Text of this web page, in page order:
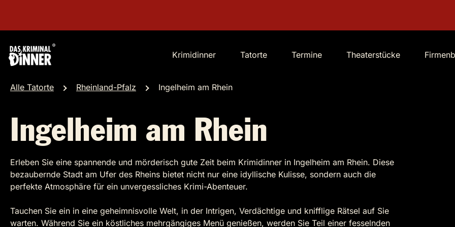
Krimidinner Tatorte Termine Theaterstücke
Alle Tatorte Rheinland-Pfalz Ingelheim am Rhein
Ingelheim am Rhein
Erleben Sie eine spannende und mörderisch gute Zeit beim Krimidinner in Ingelheim am Rhein. Diese
bezaubernde Stadt am Ufer des Rheins bietet nicht nur eine idyllische Kulisse, sondern auch die
perfekte Atmosphäre für ein unvergessliches Krimi-Abenteuer.
Tauchen Sie ein in eine geheimnisvolle Welt, in der Intrigen, Verdächtige und knifflige Rätsel auf Sie
warten. Während Sie ein köstliches mehrgängiges Menü genießen, werden Sie Teil einer fesselnden